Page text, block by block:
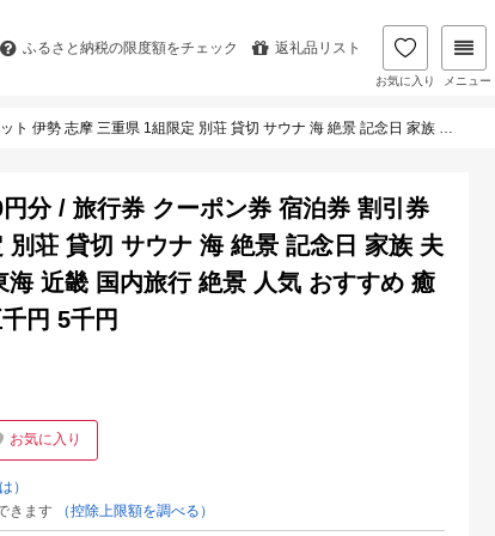
ふるさと納税の限度額をチェック 返礼品リスト
お気に入り メニュー
婦 友人 カップル BBQ いせ しま 東海 近畿 国内旅行 絶景 人気 おすすめ 癒やし 日の出 太平洋 海岸 5000円 五千円 5千円
分 / 旅行券 クーポン券 宿泊券 割引券
荘 貸切 サウナ 海 絶景 記念日 家族 夫
近畿 国内旅行 絶景 人気 おすすめ 癒
円 5千円
お気に入り
）
きます
（控除上限額を調べる）